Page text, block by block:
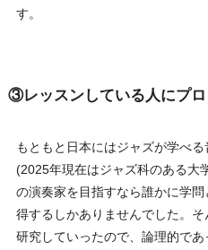
す。
③レッスンしている人にプ
もともと日本にはジャズが学べる
(2025年現在はジャズ科のある大
の演奏家を目指すなら誰かに学
得するしかありませんでした。
研究していったので、論理的で